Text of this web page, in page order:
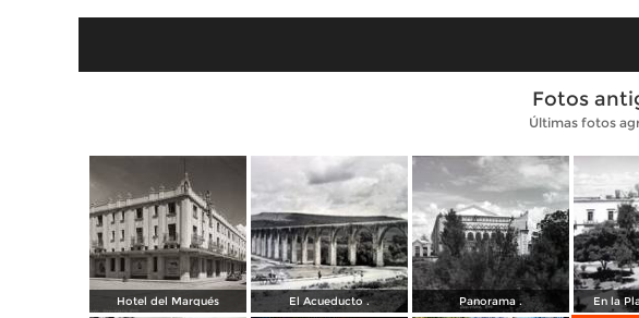
Fotos
Últimas fotos
Hotel del Marqués El Acueducto . Panorama . En la